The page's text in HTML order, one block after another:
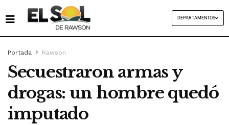
DEPARTAMENTOS
Portada Rawson
Secuestraron armas y
drogas: un hombre quedó
imputado